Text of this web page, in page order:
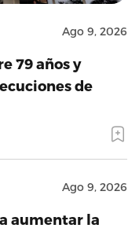
Ago 9, 2026
79 años y
de
Ago 9, 2026
aumentar la